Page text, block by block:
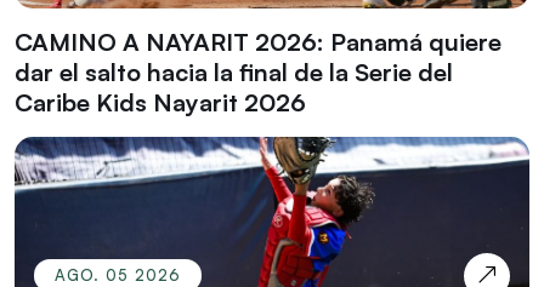
CAMINO A NAYARIT 2026: Panamá quiere
dar el salto hacia la final de la Serie del
Caribe Kids Nayarit 2026
AGO. 05 2026